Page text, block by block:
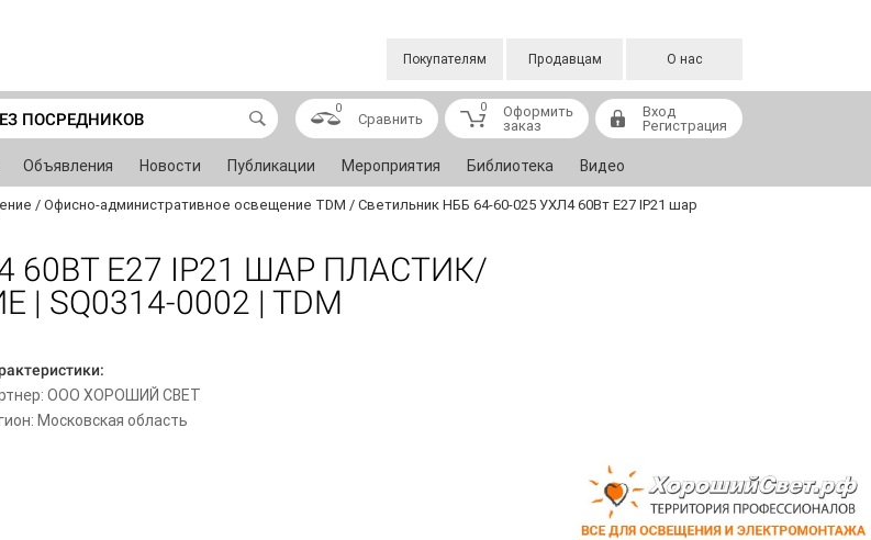
Покупателям Продавцам О нас
ПОСРЕДНИКОВ
0
Сравнить
0
Оформить
заказ
Вход
Регистрация
Объявления Новости Публикации Мероприятия Библиотека Видео
/ Офисно-административное освещение TDM / Светильник НББ 64-60-025 УХЛ4 60Вт E27 IP21 шар
60ВТ E27 IP21 ШАР ПЛАСТИК/
SQ0314-0002 | TDM
ООО ХОРОШИЙ СВЕТ
Московская область